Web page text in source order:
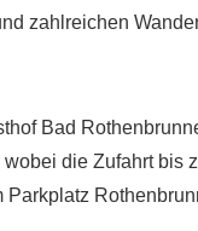
zahlreichen
Bad
die Zufahrt bis